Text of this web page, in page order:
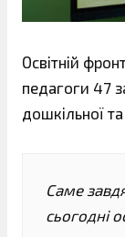
Освітній
педагоги 47
дошкільної
Саме
сьогодні